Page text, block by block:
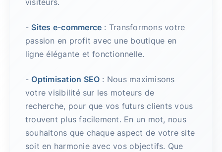
visiteurs.
- Sites e-commerce : Transformons votre
passion en profit avec une boutique en
ligne élégante et fonctionnelle.
- Optimisation SEO : Nous maximisons
votre visibilité sur les moteurs de
recherche, pour que vos futurs clients vous
trouvent plus facilement. En un mot, nous
souhaitons que chaque aspect de votre site
soit en harmonie avec vos objectifs. Que